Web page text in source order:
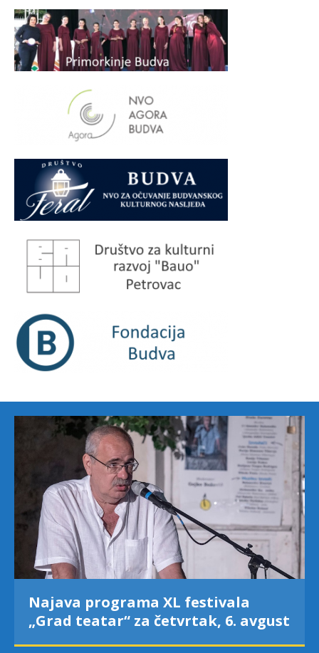
Najava programa XL festivala
„Grad teatar“ za četvrtak, 6. avgust